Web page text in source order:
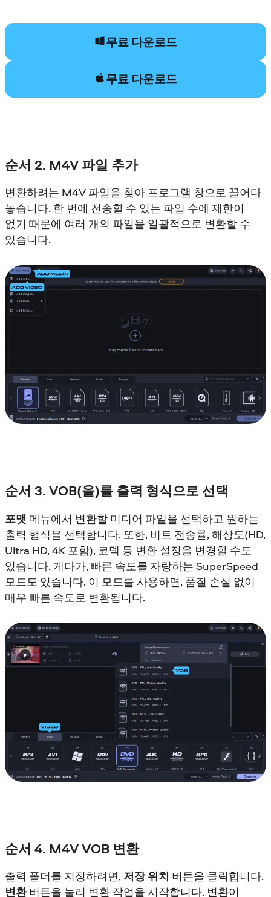
무료 다운로드
무료 다운로드
순서 2. M4V 파일 추가
변환하려는 M4V 파일을 찾아 프로그램 창으로 끌어다
놓습니다. 한 번에 전송할 수 있는 파일 수에 제한이
없기 때문에 여러 개의 파일을 일괄적으로 변환할 수
있습니다.
순서 3. VOB(을)를 출력 형식으로 선택
포맷 메뉴에서 변환할 미디어 파일을 선택하고 원하는
출력 형식을 선택합니다. 또한, 비트 전송률, 해상도(HD,
Ultra HD, 4K 포함), 코덱 등 변환 설정을 변경할 수도
있습니다. 게다가, 빠른 속도를 자랑하는 SuperSpeed
모드도 있습니다. 이 모드를 사용하면, 품질 손실 없이
매우 빠른 속도로 변환됩니다.
순서 4. M4V VOB 변환
출력 폴더를 지정하려면, 저장 위치 버튼을 클릭합니다.
변환버튼을 눌러 변환 작업을 시작합니다. 변환이